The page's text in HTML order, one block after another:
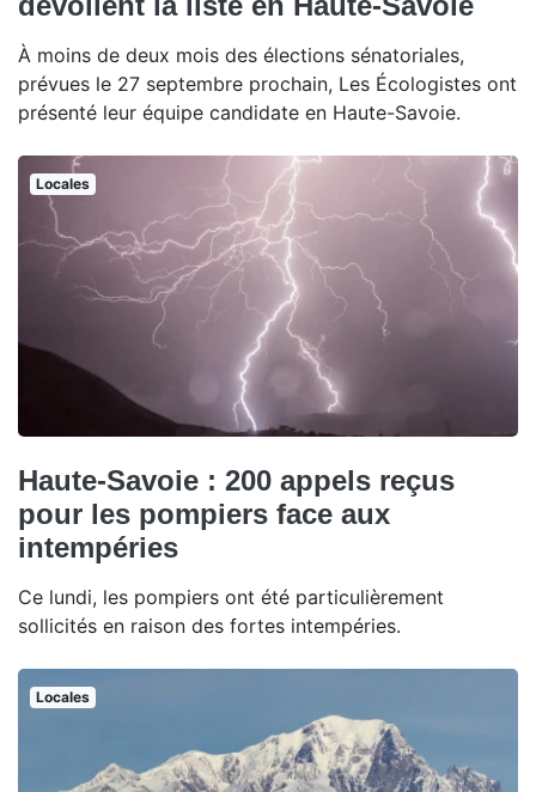
À moins de deux mois des élections sénatoriales,
prévues le 27 septembre prochain, Les Écologistes ont
présenté leur équipe candidate en Haute-Savoie.
Locales
Haute-Savoie : 200 appels reçus
pour les pompiers face aux
intempéries
Ce lundi, les pompiers ont été particulièrement
sollicités en raison des fortes intempéries.
Locales